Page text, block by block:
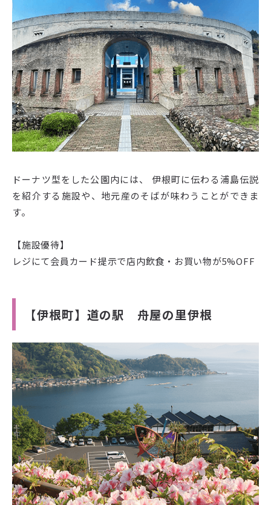
ドーナツ型をした公園内には、 伊根町に伝わる浦島伝説
を紹介する施設や、地元産のそばが味わうことができま
す。
【施設優待】
レジにて会員カード提示で店内飲食・お買い物が5%OFF
【伊根町】道の駅 舟屋の里伊根